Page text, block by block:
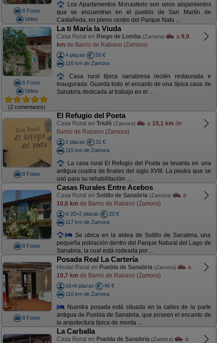
8 Fotos
Video
Los Apartamentos Monasterio son unos alojamientos
que se encuentran en el pueblo de San Martín de
Castañeda, en pleno centro del Parque Natu ...
8 Fotos
Video
(2 comentarios)
La ti María la Viuda
Casa Rural en Riego de Lomba (Zamora) a 9,9
km de Barrio de Rabano (Zamora)
4 plazas
50 €
116 km de Zamora
Casa rural típica sanabresa recién restaurada e
inaugurada. Guarda todo el encanto de una típica casa de
Sanabria dedicada al trabajo en el ...
8 Fotos
El Refugio del Poeta
Casa Rural en Triufé (Zamora) a 10,1 km de
Barrio de Rabano (Zamora)
2 plazas
31 €
115 km de Zamora
La casa rural El Refugio del Poeta se levanta en una
antigua cuadra de finales del siglo XVIII. La piedra que se
usó para su rehabilitación ...
8 Fotos
Casas Rurales Entre Acebos
Casa Rural en Sotillo de Sanabria (Zamora)
a
10,6 km de Barrio de Rabano (Zamora)
6-20+2 plazas
20 €
117 km de Zamora
Se ubica en la aldea de Sotillo de Sanabria, una
pequeña población dentro del Parque Natural del Lago de
Sanabria, la cual está rodeada por ...
8 Fotos
Posada Real La Cartería
Hostal Rural en Puebla de Sanabria (Zamora)
a
10,7 km de Barrio de Rabano (Zamora)
16+6 plazas
46 €
110 km de Zamora
Nuestra posada está situada en la calles de la parte
antigua de Puebla de Sanabria, que poseen el encanto de
la arquitectura típica de monta ...
La Carballa
Casa Rural en Puebla de Sanabria (Zamora)
a